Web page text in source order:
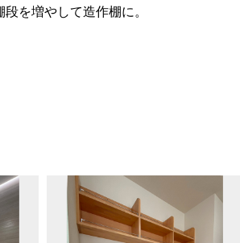
を増やして造作棚に。